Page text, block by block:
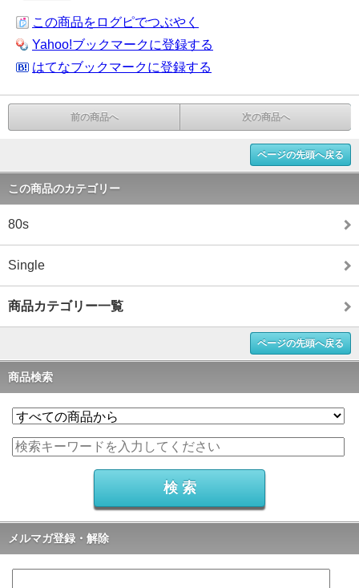
この商品をログピでつぶやく
Yahoo!ブックマークに登録する
はてなブックマークに登録する
前の商品へ 次の商品へ
ページの先頭へ戻る
この商品のカテゴリー
80s
Single
商品カテゴリー一覧
ページの先頭へ戻る
商品検索
メルマガ登録・解除